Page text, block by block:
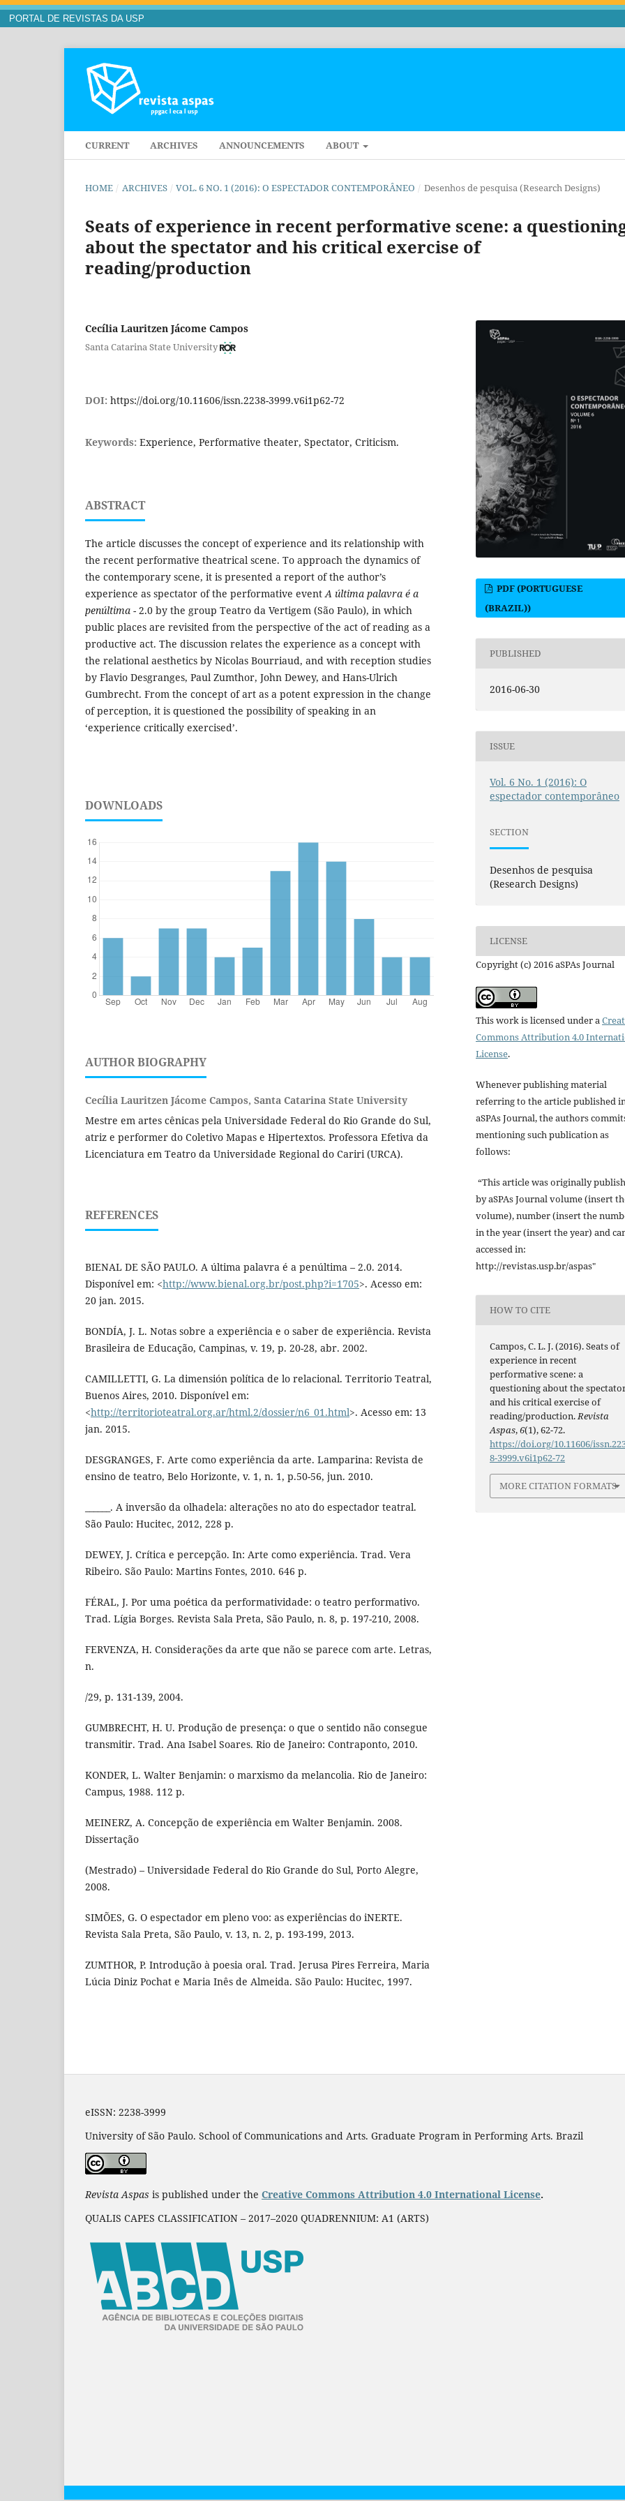
PORTAL DE REVISTAS DA USP
CURRENT ARCHIVES ANNOUNCEMENTS ABOUT
HOME / ARCHIVES / VOL. 6 NO. 1 (2016): O ESPECTADOR CONTEMPORÂNEO / Desenhos de pesquisa (Research Designs)
Seats of experience in recent performative scene: a
about the spectator and his critical exercise of
reading/production
Cecília Lauritzen Jácome Campos
Santa Catarina State University
DOI: https://doi.org/10.11606/issn.2238-3999.v6i1p62-72
Keywords: Experience, Performative theater, Spectator, Criticism.
ABSTRACT
The article discusses the concept of experience and its relationship with
the recent performative theatrical scene. To approach the dynamics of
the contemporary scene, it is presented a report of the author’s
experience as spectator of the performative eventA última palavra é a
penúltima - 2.0 by the group Teatro da Vertigem (São Paulo), in which
public places are revisited from the perspective of the act of reading as a
productive act. The discussion relates the experience as a concept with
the relational aesthetics by Nicolas Bourriaud, and with reception studies
by Flavio Desgranges, Paul Zumthor, John Dewey, and Hans-Ulrich
Gumbrecht. From the concept of art as a potent expression in the change
of perception, it is questioned the possibility of speaking in an
‘experience critically exercised’.
DOWNLOADS
AUTHOR BIOGRAPHY
Cecília Lauritzen Jácome Campos, Santa Catarina State University
Mestre em artes cênicas pela Universidade Federal do Rio Grande do Sul,
atriz e performer do Coletivo Mapas e Hipertextos. Professora Efetiva da
Licenciatura em Teatro da Universidade Regional do Cariri (URCA).
REFERENCES
BIENAL DE SÃO PAULO. A última palavra é a penúltima – 2.0. 2014.
Disponível em: <http://www.bienal.org.br/post.php?i=1705>. Acesso em:
20 jan. 2015.
BONDÍA, J. L. Notas sobre a experiência e o saber de experiência. Revista
Brasileira de Educação, Campinas, v. 19, p. 20-28, abr. 2002.
CAMILLETTI, G. La dimensión política de lo relacional. Territorio Teatral,
Buenos Aires, 2010. Disponível em:
<http://territorioteatral.org.ar/html.2/dossier/n6_01.html>. Acesso em: 13
jan. 2015.
DESGRANGES, F. Arte como experiência da arte. Lamparina: Revista de
ensino de teatro, Belo Horizonte, v. 1, n. 1, p.50-56, jun. 2010.
______. A inversão da olhadela: alterações no ato do espectador teatral.
São Paulo: Hucitec, 2012, 228 p.
DEWEY, J. Crítica e percepção. In: Arte como experiência. Trad. Vera
Ribeiro. São Paulo: Martins Fontes, 2010. 646 p.
FÉRAL, J. Por uma poética da performatividade: o teatro performativo.
Trad. Lígia Borges. Revista Sala Preta, São Paulo, n. 8, p. 197-210, 2008.
FERVENZA, H. Considerações da arte que não se parece com arte. Letras,
n.
/29, p. 131-139, 2004.
GUMBRECHT, H. U. Produção de presença: o que o sentido não consegue
transmitir. Trad. Ana Isabel Soares. Rio de Janeiro: Contraponto, 2010.
KONDER, L. Walter Benjamin: o marxismo da melancolia. Rio de Janeiro:
Campus, 1988. 112 p.
MEINERZ, A. Concepção de experiência em Walter Benjamin. 2008.
Dissertação
(Mestrado) – Universidade Federal do Rio Grande do Sul, Porto Alegre,
2008.
SIMÕES, G. O espectador em pleno voo: as experiências do iNERTE.
Revista Sala Preta, São Paulo, v. 13, n. 2, p. 193-199, 2013.
ZUMTHOR, P. Introdução à poesia oral. Trad. Jerusa Pires Ferreira, Maria
Lúcia Diniz Pochat e Maria Inês de Almeida. São Paulo: Hucitec, 1997.
PDF (PORTUGUESE
(BRAZIL))
PUBLISHED
2016-06-30
ISSUE
Vol. 6 No. 1 (2016): O
espectador contemporâneo
SECTION
Desenhos de pesquisa
(Research Designs)
LICENSE
Copyright (c) 2016 aSPAs Journal
This work is licensed under a
Commons Attribution 4.0
License.
Whenever publishing material
referring to the article published
aSPAs Journal, the authors
mentioning such publication as
follows:
“This article was originally
by aSPAs Journal volume (insert
volume), number (insert the
in the year (insert the year) and
accessed in:
http://revistas.usp.br/aspas"
HOW TO CITE
Campos, C. L. J. (2016). Seats of
experience in recent
performative scene: a
questioning about the
and his critical exercise of
reading/production.Revista
Aspas,6(1), 62-72.
https://doi.org/10.11606/
8-3999.v6i1p62-72
MORE CITATION FORMATS
eISSN: 2238-3999
University of São Paulo. School of Communications and Arts. Graduate Program in Performing Arts. Brazil
Revista Aspas is published under the Creative Commons Attribution 4.0 International License.
QUALIS CAPES CLASSIFICATION – 2017–2020 QUADRENNIUM: A1 (ARTS)